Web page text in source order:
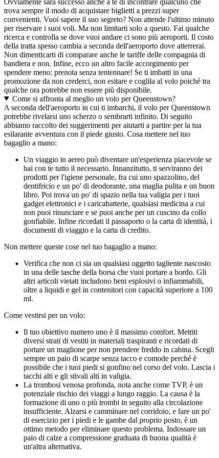
trova sempre il modo di acquistare biglietti a prezzi super
convenienti. Vuoi sapere il suo segreto? Non attende l'ultimo minuto
per riservare i suoi voli. Ma non limitarti solo a questo. Fai qualche
ricerca e controlla se dove vuoi andare ci sono più aeroporti. Il costo
della tratta spesso cambia a seconda dell'aeroporto dove atterrerai.
Non dimenticarti di comparare anche le tariffe delle compagnia di
bandiera e non. Infine, ecco un altro facile accorgimento per
spendere meno: prenota senza tentennare! Se ti imbatti in una
promozione da non crederci, non esitare e coglila al volo poiché tra
qualche ora potrebbe non essere più disponibile.
Come si affronta al meglio un volo per Queenstown?
A seconda dell'aeroporto in cui ti imbarchi, il volo per Queenstown
potrebbe rivelarsi uno scherzo o sembrarti infinito. Di seguito
abbiamo raccolto dei suggerimenti per aiutarti a partire per la tua
esilarante avventura con il piede giusto. Cosa mettere nel tuo
bagaglio a mano:
Un viaggio in aereo può diventare un'esperienza piacevole se
hai con te tutto il necessario. Innanzitutto, ti serviranno dei
prodotti per l'igiene personale, fra cui uno spazzolino, del
dentifricio e un po' di deodorante, una maglia pulita e un buon
libro. Poi trova un po' di spazio nella tua valigia per i tuoi
gadget elettronici e i caricabatterie, qualsiasi medicina a cui
non puoi rinunciare e se puoi anche per un cuscino da collo
gonfiabile. Infine ricordati il passaporto o la carta di identità, i
documenti di viaggio e la carta di credito.
Non mettere queste cose nel tuo bagaglio a mano:
Verifica che non ci sia un qualsiasi oggetto tagliente nascosto
in una delle tasche della borsa che vuoi portare a bordo. Gli
altri articoli vietati includono beni esplosivi o infiammabili,
oltre a liquidi e gel in contenitori con capacità superiore a 100
ml.
Come vestirsi per un volo:
Il tuo obiettivo numero uno è il massimo comfort. Mettiti
diversi strati di vestiti in materiali traspiranti e ricordati di
portare un maglione per non prendere freddo in cabina. Scegli
sempre un paio di scarpe senza tacco e comode perché è
possibile che i tuoi piedi si gonfino nel corso del volo. Lascia i
tacchi alti e gli stivali alti in valigia.
La trombosi venosa profonda, nota anche come TVP, è un
potenziale rischio dei viaggi a lungo raggio. La causa è la
formazione di uno o più trombi in seguito alla circolazione
insufficiente. Alzarsi e camminare nel corridoio, e fare un po'
di esercizio per i piedi e le gambe dal proprio posto, è un
ottimo metodo per eliminare questo problema. Indossare un
paio di calze a compressione graduata di buona qualità è
un'altra alternativa.